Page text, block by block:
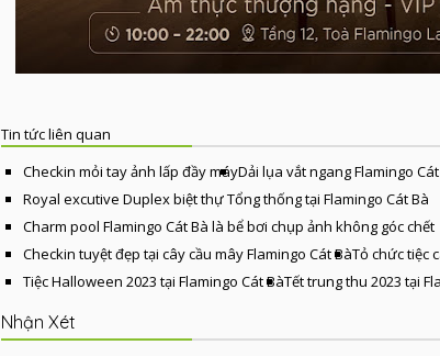
Tin tức liên quan
Checkin mỏi tay ảnh lấp đầy máyDải lụa vắt ngang Flamingo
Royal excutive Duplex biệt thự Tổng thống tại Flamingo Cát Bà
Charm pool Flamingo Cát Bà là bể bơi chụp ảnh không góc chết
Checkin tuyệt đẹp tại cây cầu mây Flamingo Cát BàTỏ chức tiệc
Tiệc Halloween 2023 tại Flamingo Cát BàTết trung thu 2023 tại
Nhận Xét